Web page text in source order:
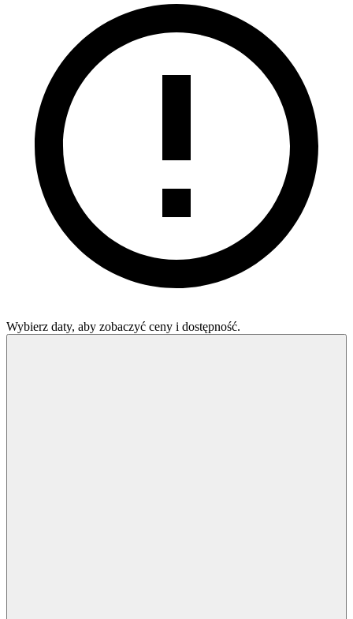
Wybierz daty, aby zobaczyć ceny i dostępność.